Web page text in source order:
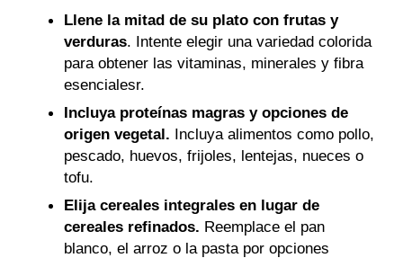
Llene la mitad de su plato con frutas y
verduras. Intente elegir una variedad colorida
para obtener las vitaminas, minerales y fibra
esencialesr.
Incluya proteínas magras y opciones de
origen vegetal. Incluya alimentos como pollo,
pescado, huevos, frijoles, lentejas, nueces o
tofu.
Elija cereales integrales en lugar de
cereales refinados. Reemplace el pan
blanco, el arroz o la pasta por opciones